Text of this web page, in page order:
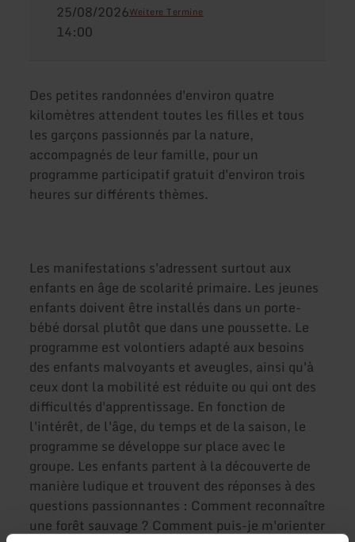
25/08/2026Weitere Termine
14:00
Des petites randonnées d'environ quatre
kilomètres attendent toutes les filles et tous
les garçons passionnés par la nature,
accompagnés de leur famille, pour un
programme participatif gratuit d'environ trois
heures sur différents thèmes.
Les manifestations s'adressent surtout aux
enfants en âge de scolarité primaire. Les jeunes
enfants doivent être installés dans un porte-
bébé dorsal plutôt que dans une poussette. Le
programme est volontiers adapté aux besoins
des enfants malvoyants et aveugles, ainsi qu'à
ceux dont la mobilité est réduite ou qui ont des
difficultés d'apprentissage. En fonction de
l'intérêt, de l'âge, du temps et de la saison, le
programme se développe sur place avec le
groupe. Les enfants partent à la découverte de
manière ludique et trouvent des réponses à des
questions passionnantes : Comment reconnaître
une forêt sauvage ? Comment puis-je m'orienter